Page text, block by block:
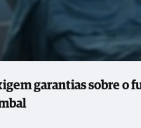
garantias sobre o